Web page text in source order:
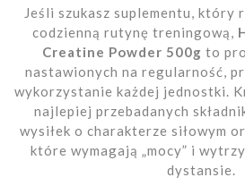
Jeśli szukasz suplementu, który
codzienną rutynę treningową,
Creatine Powder 500g to
nastawionych na regularność,
wykorzystanie każdej jednostki.
najlepiej przebadanych
wysiłek o charakterze siłowym
które wymagają „mocy” i
dystansie.